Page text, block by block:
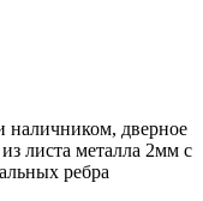
наличником, дверное
листа металла 2мм c
ребра